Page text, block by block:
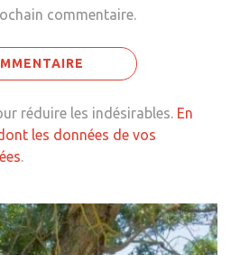
commentaire.
réduire les indésirables. En
les données de vos
.